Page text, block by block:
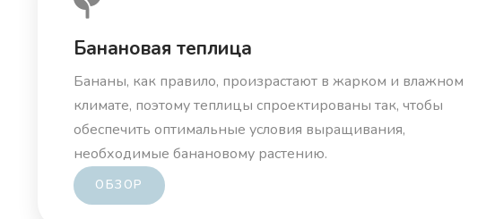
Банановая теплица
Бананы, как правило, произрастают в жарком и влажном
климате, поэтому теплицы спроектированы так, чтобы
обеспечить оптимальные условия выращивания,
необходимые банановому растению.
ОБЗОР